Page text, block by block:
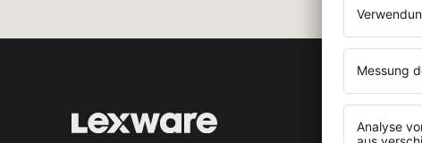
ENTDECKEN